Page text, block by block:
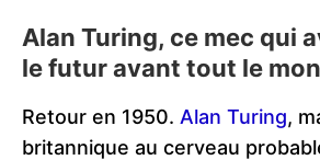
Alan Turing, ce mec qui
le futur avant tout le
Retour en 1950. Alan Turing,
britannique au cerveau